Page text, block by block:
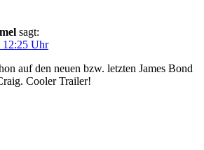
sagt:
12:25 Uhr
auf den neuen bzw. letzten James Bond
Cooler Trailer!